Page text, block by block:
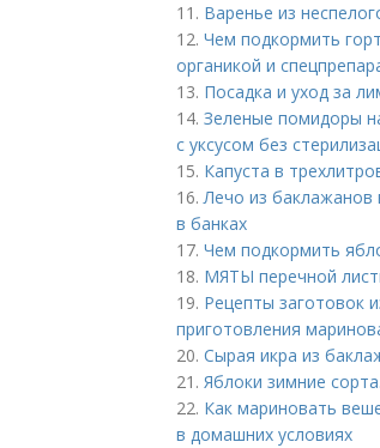
11. Варенье из
12. Чем подкормить
органикой и
13. Посадка и уход за
14. Зеленые помидоры
с уксусом без
15. Капуста в
16.Лечо из баклажанов
в банках
17. Чем подкормить
18. МЯТЫ перечной
19. Рецепты заготовок
приготовления
20. Сырая икра из
21. Яблоки зимние
22. Как мариновать
в домашних условиях